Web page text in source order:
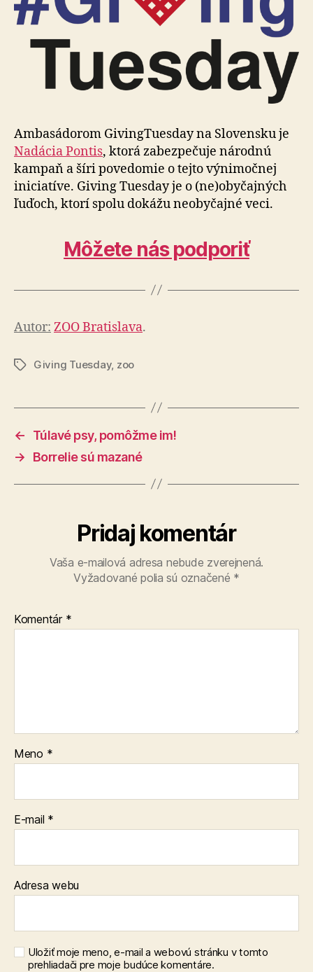
Ambasádorom GivingTuesday na Slovensku je
Nadácia Pontis, ktorá zabezpečuje národnú
kampaň a šíri po­ve­do­mie o tejto výnimočnej
iniciatíve. Giving Tuesday je o (ne)obyčajných
ľuďoch, ktorí spolu dokážu neobyčajné veci.
Môžete nás podporiť
Autor: ZOO Bratislava.
ZnačkyGiving Tuesday, zoo
←
Túlavé psy, pomôžme im!
→
Borrelie sú mazané
Pridaj komentár
Vaša e-mailová adresa nebude zverejnená.
Vyžadované polia sú označené *
Komentár *
Meno *
E-mail *
Adresa webu
Uložiť moje meno, e-mail a webovú stránku v tomto
prehliadači pre moje budúce komentáre.